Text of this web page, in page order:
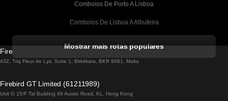
Comboios De Porto A Lisboa
Comboios De Lisboa A Albufeira
Comboios De Lisboa A Lagos
Comboios De Lisboa A Madrid
Mostrar mais rotas populares
Firebird GT Limited (OC 1451)
432, Triq Fleur de Lys, Suite 1, Birkirkara, BKR 9061, Malta
Firebird GT Limited (61211989)
Unit G 15/F Tal Building 49 Austin Road, KL, Hong Kong